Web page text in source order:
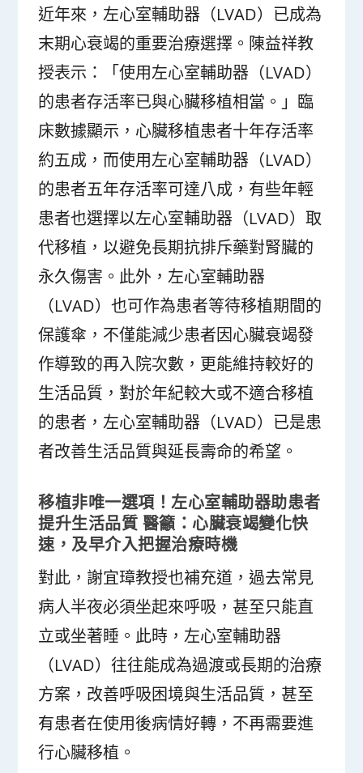
近年來，左心室輔助器（LVAD）已成為
末期心衰竭的重要治療選擇。陳益祥教
授表示：「使用左心室輔助器（LVAD）
的患者存活率已與心臟移植相當。」臨
床數據顯示，心臟移植患者十年存活率
約五成，而使用左心室輔助器（LVAD）
的患者五年存活率可達八成，有些年輕
患者也選擇以左心室輔助器（LVAD）取
代移植，以避免長期抗排斥藥對腎臟的
永久傷害。此外，左心室輔助器
（LVAD）也可作為患者等待移植期間的
保護傘，不僅能減少患者因心臟衰竭發
作導致的再入院次數，更能維持較好的
生活品質，對於年紀較大或不適合移植
的患者，左心室輔助器（LVAD）已是患
者改善生活品質與延長壽命的希望。
移植非唯一選項！左心室輔助器助患者
提升生活品質 醫籲：心臟衰竭變化快
速，及早介入把握治療時機
對此，謝宜璋教授也補充道，過去常見
病人半夜必須坐起來呼吸，甚至只能直
立或坐著睡。此時，左心室輔助器
（LVAD）往往能成為過渡或長期的治療
方案，改善呼吸困境與生活品質，甚至
有患者在使用後病情好轉，不再需要進
行心臟移植。